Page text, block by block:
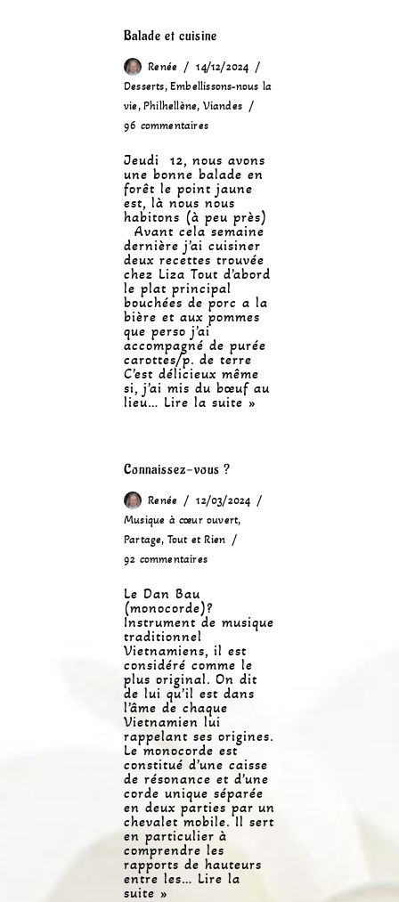
Balade et cuisine
Renée
14/12/2024
Desserts,Embellissons-nous la
vie,Philhellène, Viandes
96 commentaires
Jeudi 12, nous avons
une bonne balade en
forêt le point jaune
est, là nous nous
habitons (à peu près)
Avant cela semaine
dernière j’ai cuisiner
deux recettes trouvée
chez Liza Tout d’abord
le plat principal
bouchées de porc a la
bière et aux pommes
que perso j’ai
accompagné de purée
carottes/p. de terre
C’est délicieux même
si, j’ai mis du bœuf au
lieu… Lire la suite »
Connaissez-vous ?
Renée
12/03/2024
Musique à cœur ouvert,
Partage, Tout et Rien
92 commentaires
Le Dan Bau
(monocorde)?
Instrument de musique
traditionnel
Vietnamiens, il est
considéré comme le
plus original. On dit
de lui qu’il est dans
l’âme de chaque
Vietnamien lui
rappelant ses origines.
Le monocorde est
constitué d’une caisse
de résonance et d’une
corde unique séparée
en deux parties par un
chevalet mobile. Il sert
en particulier à
comprendre les
rapports de hauteurs
entre les… Lire la
suite »